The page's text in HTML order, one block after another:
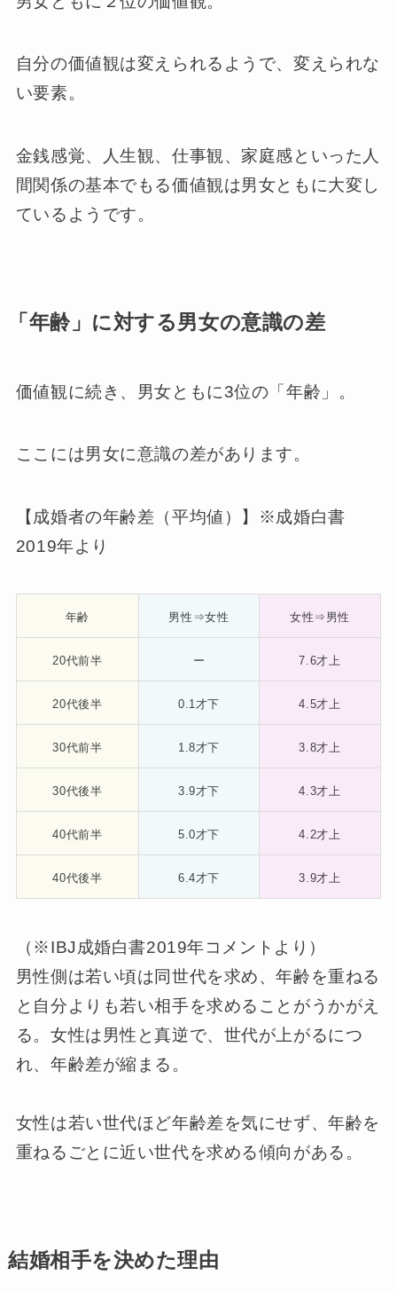
自分の価値観は変えられるようで、変えられな
い要素。
金銭感覚、人生観、仕事観、家庭感といった人
間関係の基本でもる価値観は男女ともに大変し
ているようです。
「年齢」に対する男女の意識の差
価値観に続き、男女ともに3位の「年齢」。
ここには男女に意識の差があります。
【成婚者の年齢差（平均値）】※成婚白書
2019年より
年齢 男性⇒女性 女性⇒男性
20代前半 ー 7.6才上
20代後半 0.1才下 4.5才上
30代前半 1.8才下 3.8才上
30代後半 3.9才下 4.3才上
40代前半 5.0才下 4.2才上
40代後半 6.4才下 3.9才上
（※IBJ成婚白書2019年コメントより）
男性側は若い頃は同世代を求め、年齢を重ねる
と自分よりも若い相手を求めることがうかがえ
る。女性は男性と真逆で、世代が上がるにつ
れ、年齢差が縮まる。
女性は若い世代ほど年齢差を気にせず、年齢を
重ねるごとに近い世代を求める傾向がある。
結婚相手を決めた理由